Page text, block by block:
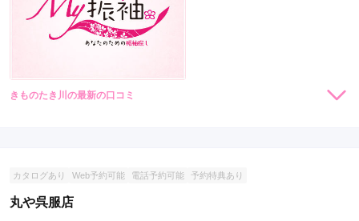
きものたき川の最新の口コミ
カタログあり Web予約可能 電話予約可能 予約特典あり
丸や呉服店